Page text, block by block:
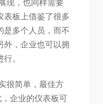
，也同样需要
表板上借鉴了很多
是多个人员，而不
外，企业也可以拥
。
简单，最佳方
企业的仪表板可